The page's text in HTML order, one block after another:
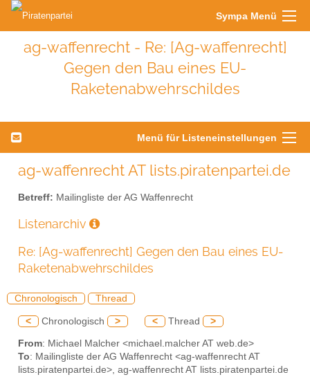
Sympa Menü
ag-waffenrecht - Re: [Ag-waffenrecht]
Gegen den Bau eines EU-
Raketenabwehrschildes
Menü für Listeneinstellungen
ag-waffenrecht AT lists.piratenpartei.de
Betreff: Mailingliste der AG Waffenrecht
Listenarchiv
Re: [Ag-waffenrecht] Gegen den Bau eines EU-
Raketenabwehrschildes
Chronologisch Thread
< Chronologisch > < Thread >
From: Michael Malcher <michael.malcher AT web.de>
To: Mailingliste der AG Waffenrecht <ag-waffenrecht AT
lists.piratenpartei.de>, ag-waffenrecht AT lists.piratenpartei.de